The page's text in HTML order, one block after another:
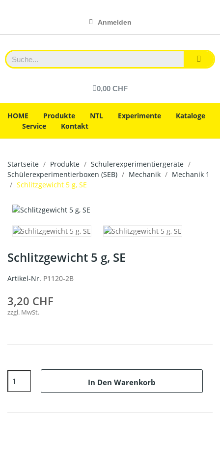
Anmelden
0,00 CHF
HOME Produkte NTL Experimente
Kataloge
Service
Kontakt
Startseite Produkte
Schülerexperimentiergeräte
Schülerexperimentierboxen (SEB)
Mechanik
Mechanik 1
Schlitzgewicht 5 g, SE
Schlitzgewicht 5 g, SE
Artikel-Nr. P1120-2B
3,20 CHF
zzgl. MwSt.
In Den Warenkorb